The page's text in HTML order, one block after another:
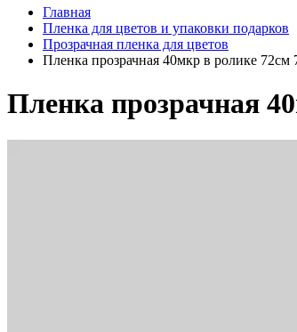
Главная
Пленка для цветов и упаковки подарков
Прозрачная пленка для цветов
Пленка прозрачная 40мкр в ролике 72см
Пленка прозрачная